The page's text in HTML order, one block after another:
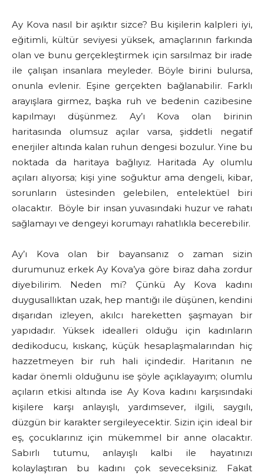
Ay Kova nasıl bir aşıktır sizce? Bu kişilerin kalpleri iyi,
eğitimli, kültür seviyesi yüksek, amaçlarının farkında
olan ve bunu gerçekleştirmek için sarsılmaz bir irade
ile çalışan insanlara meyleder. Böyle birini bulursa,
onunla evlenir. Eşine gerçekten bağlanabilir. Farklı
arayışlara girmez, başka ruh ve bedenin cazibesine
kapılmayı düşünmez. Ay’ı Kova olan birinin
haritasında olumsuz açılar varsa, şiddetli negatif
enerjiler altında kalan ruhun dengesi bozulur. Yine bu
noktada da haritaya bağlıyız. Haritada Ay olumlu
açıları alıyorsa; kişi yine soğuktur ama dengeli, kibar,
sorunların üstesinden gelebilen, entelektüel biri
olacaktır. Böyle bir insan yuvasındaki huzur ve rahatı
sağlamayı ve dengeyi korumayı rahatlıkla becerebilir.
Ay’ı Kova olan bir bayansanız o zaman sizin
durumunuz erkek Ay Kova’ya göre biraz daha zordur
diyebilirim. Neden mi? Çünkü Ay Kova kadını
duygusallıktan uzak, hep mantığı ile düşünen, kendini
dışarıdan izleyen, akılcı hareketten şaşmayan bir
yapıdadır. Yüksek idealleri olduğu için kadınların
dedikoducu, kıskanç, küçük hesaplaşmalarından hiç
hazzetmeyen bir ruh hali içindedir. Haritanın ne
kadar önemli olduğunu ise şöyle açıklayayım; olumlu
açıların etkisi altında ise Ay Kova kadını karşısındaki
kişilere karşı anlayışlı, yardımsever, ilgili, saygılı,
düzgün bir karakter sergileyecektir. Sizin için ideal bir
eş, çocuklarınız için mükemmel bir anne olacaktır.
Sabırlı tutumu, anlayışlı kalbi ile hayatınızı
kolaylaştıran bu kadını çok seveceksiniz. Fakat